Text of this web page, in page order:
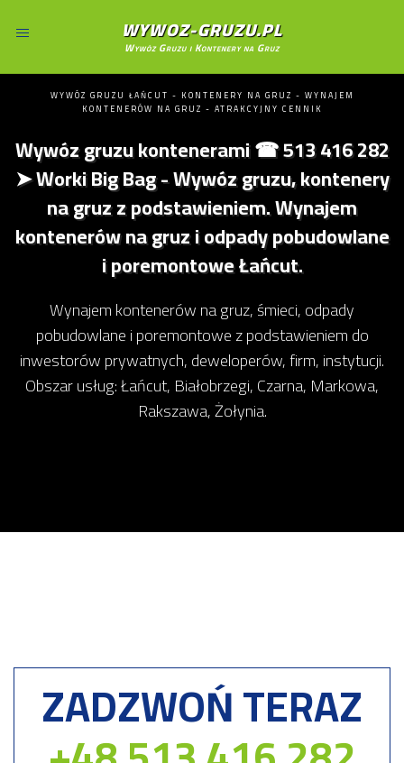
WYWOZ-GRUZU.PL
Wywóz Gruzu i Kontenery na Gruz
WYWÓZ GRUZU ŁAŃCUT - KONTENERY NA GRUZ - WYNAJEM
KONTENERÓW NA GRUZ - ATRAKCYJNY CENNIK
Wywóz gruzu kontenerami ☎ 513 416 282
➤ Worki Big Bag - Wywóz gruzu, kontenery
na gruz z podstawieniem. Wynajem
kontenerów na gruz i odpady pobudowlane
i poremontowe Łańcut.
Wynajem kontenerów na gruz, śmieci, odpady
pobudowlane i poremontowe z podstawieniem do
inwestorów prywatnych, deweloperów, firm, instytucji.
Obszar usług: Łańcut, Białobrzegi, Czarna, Markowa,
Rakszawa, Żołynia.
ZADZWOŃ TERAZ